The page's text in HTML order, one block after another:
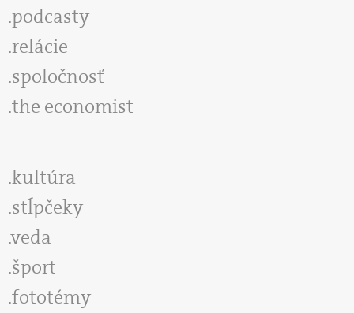
podcasty
relácie
spoločnosť
the economist
kultúra
stĺpčeky
veda
šport
fototémy